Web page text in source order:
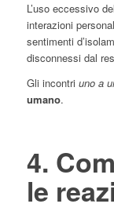
L’uso eccessivo
interazioni
sentimenti
disconnessi dal
Gli incontri uno a
umano.
4.
le